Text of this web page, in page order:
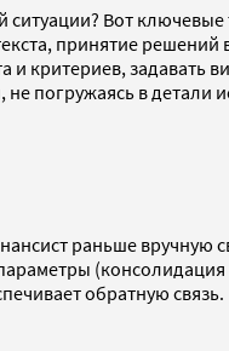
Вот
принятие
критериев, задавать
не погружаясь в детали
раньше вручную
обратную связь.